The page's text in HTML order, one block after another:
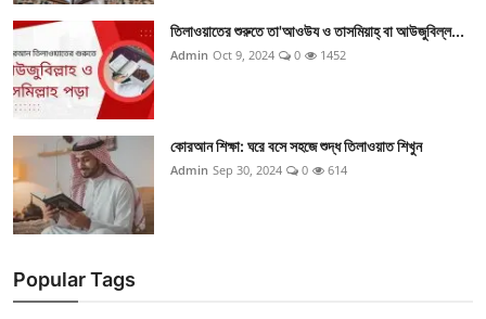
তিলাওয়াতের শুরুতে তা'আওউয ও তাসমিয়াহ্ বা আউজুবিল্ল...
Admin Oct 9, 2024 0 1452
কোরআন শিক্ষা: ঘরে বসে সহজে শুদ্ধ তিলাওয়াত শিখুন
Admin Sep 30, 2024 0 614
Popular Tags